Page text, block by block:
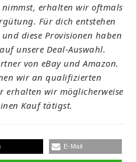
erhalten wir oftmals
Für dich entstehen
diese Provisionen haben
unsere Deal-Auswahl.
von eBay und Amazon.
wir an qualifizierten
erhalten wir möglicherweise
Kauf tätigst.
E-Mail